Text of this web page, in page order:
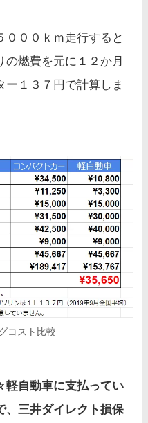
０００ｋｍ走行すると
燃費を元に１２か月
１３７円で計算しま
コスト比較
軽自動車に支払ってい
、三井ダイレクト損保